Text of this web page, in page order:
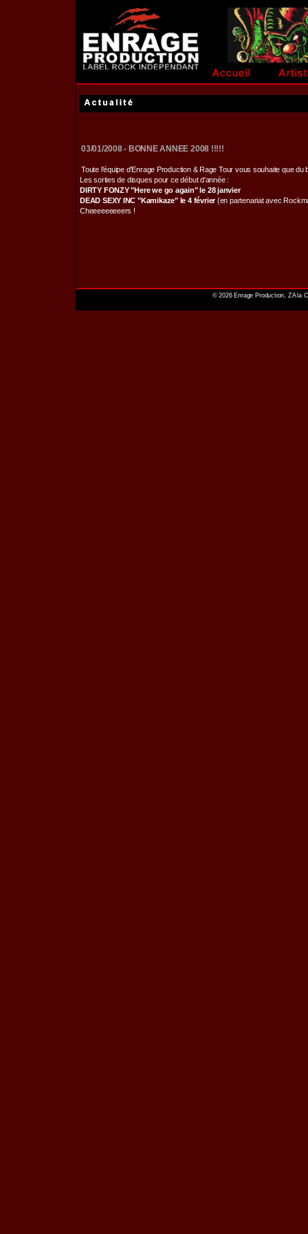
03/01/2008 - BONNE ANNEE 2008 !!!!!
Toute l'équipe d'Enrage Production & Rage Tour vous souhaite que
Les sorties de disques pour ce début d'année :
DIRTY FONZY "Here we go again" le 28 janvier
DEAD SEXY INC "Kamikaze" le 4 février(en partenariat avec
Cheeeeeeeeers !
© 2026 Enrage Production, ZA la